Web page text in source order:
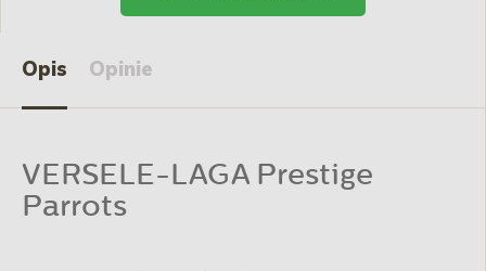
Opis Opinie
VERSELE-LAGA Prestige
Parrots